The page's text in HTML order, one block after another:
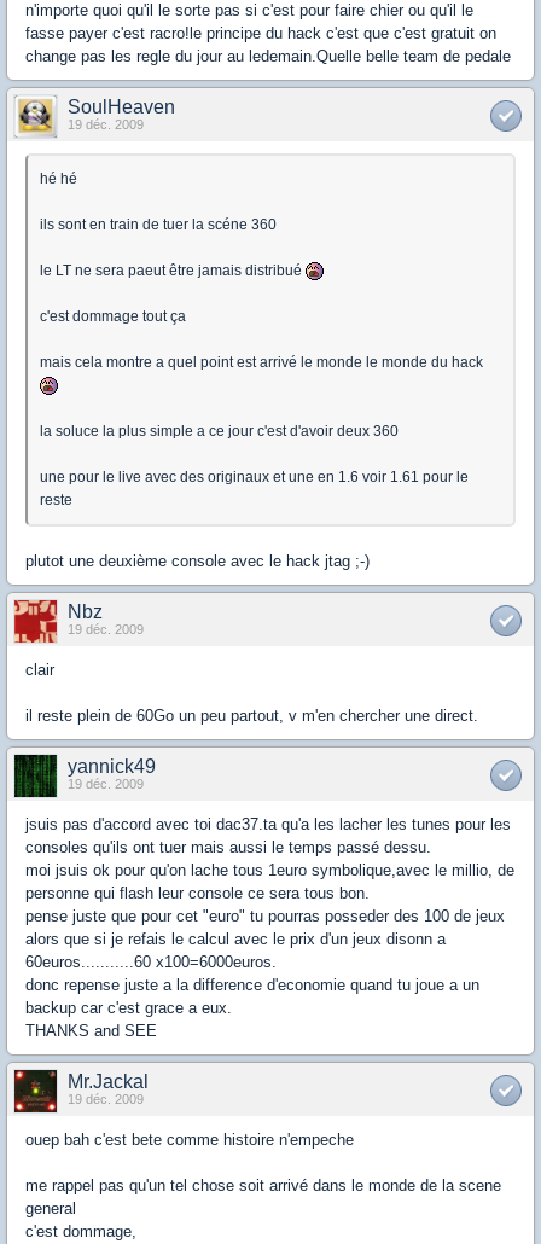
n'importe quoi qu'il le sorte pas si c'est pour faire chier ou qu'il le
fasse payer c'est racro!le principe du hack c'est que c'est gratuit on
change pas les regle du jour au ledemain.Quelle belle team de pedale
SoulHeaven
19 déc. 2009
hé hé
ils sont en train de tuer la scéne 360
le LT ne sera paeut être jamais distribué
c'est dommage tout ça
mais cela montre a quel point est arrivé le monde le monde du hack
la soluce la plus simple a ce jour c'est d'avoir deux 360
une pour le live avec des originaux et une en 1.6 voir 1.61 pour le
reste
plutot une deuxième console avec le hack jtag ;-)
Nbz
19 déc. 2009
clair
il reste plein de 60Go un peu partout, v m'en chercher une direct.
yannick49
19 déc. 2009
jsuis pas d'accord avec toi dac37.ta qu'a les lacher les tunes pour les
consoles qu'ils ont tuer mais aussi le temps passé dessu.
moi jsuis ok pour qu'on lache tous 1euro symbolique,avec le millio, de
personne qui flash leur console ce sera tous bon.
pense juste que pour cet "euro" tu pourras posseder des 100 de jeux
alors que si je refais le calcul avec le prix d'un jeux disonn a
60euros...........60 x100=6000euros.
donc repense juste a la difference d'economie quand tu joue a un
backup car c'est grace a eux.
THANKS and SEE
Mr.Jackal
19 déc. 2009
ouep bah c'est bete comme histoire n'empeche
me rappel pas qu'un tel chose soit arrivé dans le monde de la scene
general
c'est dommage,